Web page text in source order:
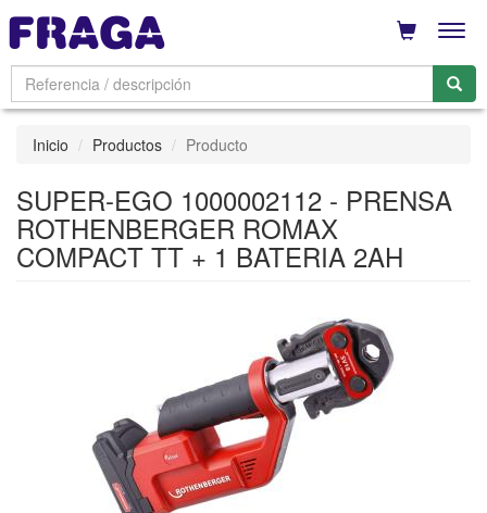
Inicio Productos Producto
SUPER-EGO 1000002112 - PRENSA
ROTHENBERGER ROMAX
COMPACT TT + 1 BATERIA 2AH